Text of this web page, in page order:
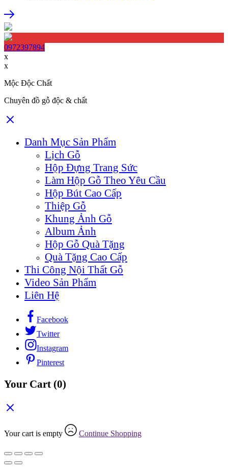
0972397894
x
x
Mộc Độc Chất
Chuyên đồ gỗ độc & chất
Danh Mục Sản Phẩm
Lịch Gỗ
Hộp Đựng Trang Sức
Làm Hộp Gỗ Theo Yêu Cầu
Hộp Bút Cao Cấp
Thiệp Gỗ
Khung Ảnh Gỗ
Album Ảnh
Hộp Gỗ Quà Tặng
Quà Tặng Cao Cấp
Thi Công Nội Thất Gỗ
Video Sản Phẩm
Liên Hệ
Facebook
Twitter
Instagram
Pinterest
Your Cart (0)
Your cart is empty Continue Shopping